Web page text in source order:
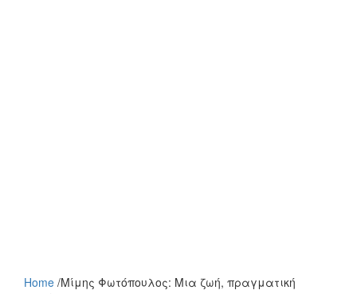
Home /Μίμης Φωτόπουλος: Μια ζωή, πραγματική